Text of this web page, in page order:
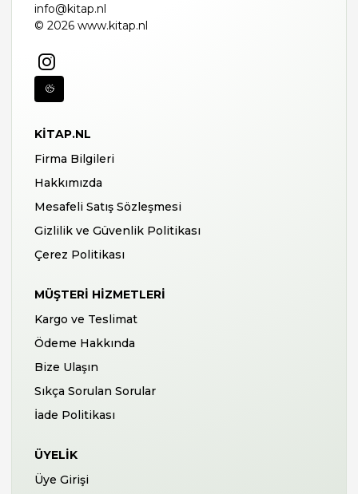
info@kitap.nl
© 2026 www.kitap.nl
KITAP.NL
Firma Bilgileri
Hakkımızda
Mesafeli Satış Sözleşmesi
Gizlilik ve Güvenlik Politikası
Çerez Politikası
MÜŞTERI HIZMETLERI
Kargo ve Teslimat
Ödeme Hakkında
Bize Ulaşın
Sıkça Sorulan Sorular
İade Politikası
ÜYELIK
Üye Girişi